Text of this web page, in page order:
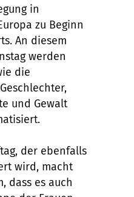
in
zu Beginn
An diesem
werden
die
und Gewalt
der ebenfalls
wird, macht
dass es auch